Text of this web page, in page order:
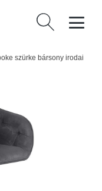
Keresés:
szürke bársony irodai